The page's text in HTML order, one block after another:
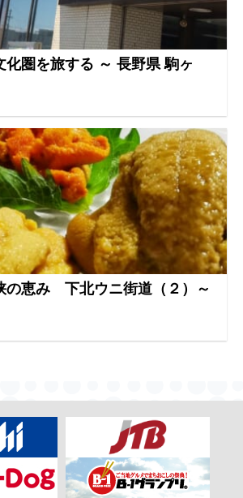
化圏を旅する ～ 長野県 駒ヶ
の恵み 下北ウニ街道（２）～